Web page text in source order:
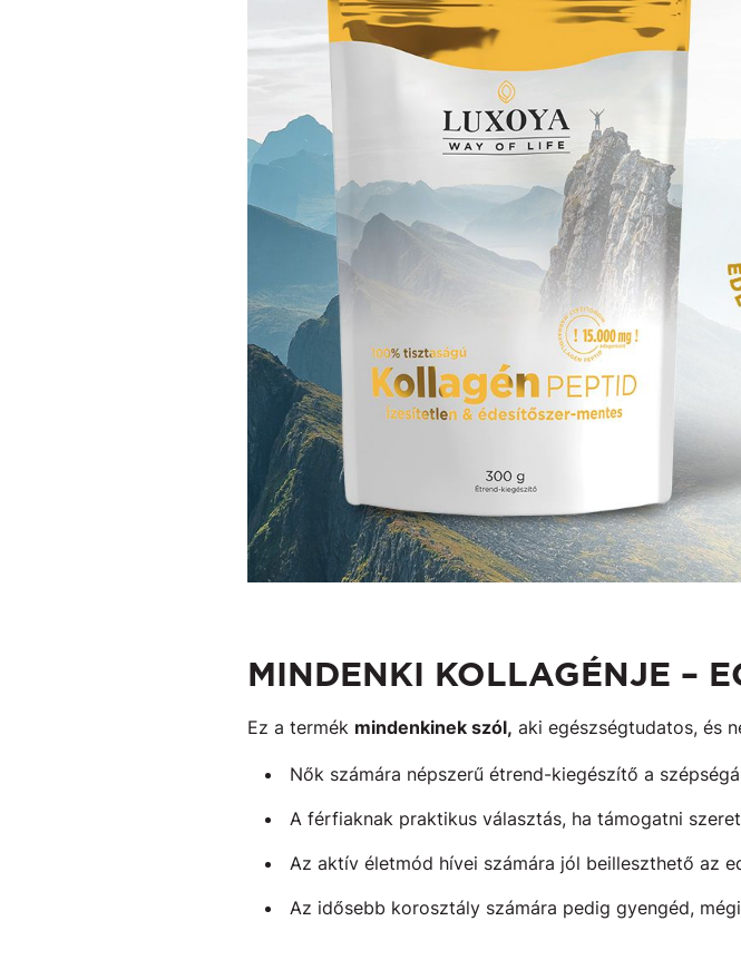
MINDENKI KOLLAGÉNJE –
Ez a termék mindenkinek szól, aki egészségtudatos, és
Nők számára népszerű étrend-kiegészítő a
A férfiaknak praktikus választás, ha támogatni
Az aktív életmód hívei számára jól beilleszthető az
Az idősebb korosztály számára pedig gyengéd,